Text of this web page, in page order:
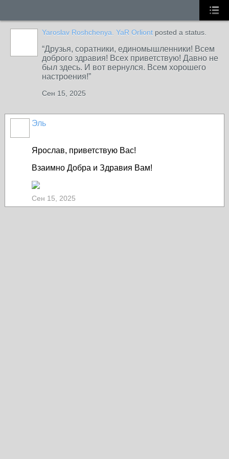
Yaroslav Roshchenya. YaR Orliont posted a status.
Друзья, соратники, единомышленники! Всем
доброго здравия! Всех приветствую! Давно не
был здесь. И вот вернулся. Всем хорошего
настроения!
Сен 15, 2025
Эль
Ярослав, приветствую Вас!
Взаимно Добра и Здравия Вам!
Сен 15, 2025